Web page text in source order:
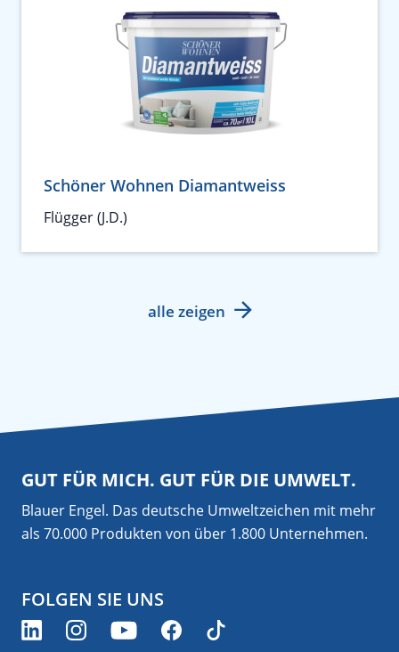
Schöner Wohnen Diamantweiss
Flügger (J.D.)
alle zeigen
GUT FÜR MICH. GUT FÜR DIE UMWELT.
Blauer Engel. Das deutsche Umweltzeichen mit mehr
als 70.000 Produkten von über 1.800 Unternehmen.
FOLGEN SIE UNS